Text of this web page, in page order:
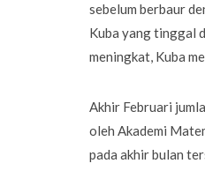
sebelum berbaur
Kuba yang tinggal
meningkat, Kuba
Akhir Februari
oleh Akademi
pada akhir bulan